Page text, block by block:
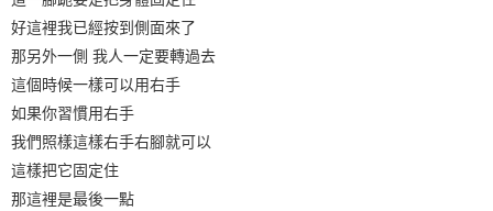
好這裡我已經按到側面來了
那另外一側 我人一定要轉過去
這個時候一樣可以用右手
如果你習慣用右手
我們照樣這樣右手右腳就可以
這樣把它固定住
那這裡是最後一點